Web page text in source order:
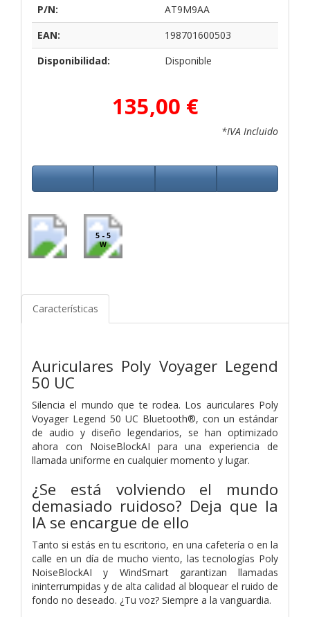
P/N:
AT9M9AA
EAN:
198701600503
Disponibilidad:
Disponible
135,00 €
*IVA Incluido
5 - 5
W
Características
Auriculares Poly Voyager Legend
50 UC
Silencia el mundo que te rodea. Los auriculares Poly
Voyager Legend 50 UC Bluetooth®, con un estándar
de audio y diseño legendarios, se han optimizado
ahora con NoiseBlockAI para una experiencia de
llamada uniforme en cualquier momento y lugar.
¿Se está volviendo el mundo
demasiado ruidoso? Deja que la
IA se encargue de ello
Tanto si estás en tu escritorio, en una cafetería o en la
calle en un día de mucho viento, las tecnologías Poly
NoiseBlockAI y WindSmart garantizan llamadas
ininterrumpidas y de alta calidad al bloquear el ruido de
fondo no deseado. ¿Tu voz? Siempre a la vanguardia.